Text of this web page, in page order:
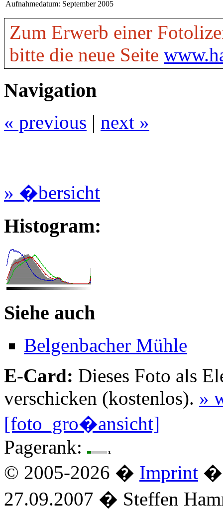
Aufnahmedatum: September 2005
Zum Erwerb einer
bitte die neue Seite
Navigation
« previous | next »
» �bersicht
Histogram:
Siehe auch
Belgenbacher Mühle
E-Card: Dieses Foto als
verschicken (kostenlos). »
[foto_gro�ansicht]
Pagerank:
© 2005-2026 � Imprint �
27.09.2007 � Steffen